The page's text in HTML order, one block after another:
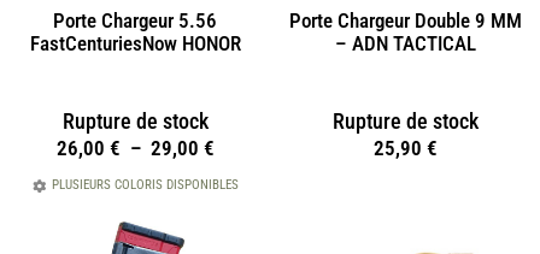
Porte Chargeur 5.56
FastCenturiesNow HONOR
Rupture de stock
26,00 € – 29,00 €
PLUSIEURS COLORIS DISPONIBLES
Porte Chargeur Double 9 MM
– ADN TACTICAL
Rupture de stock
25,90 €